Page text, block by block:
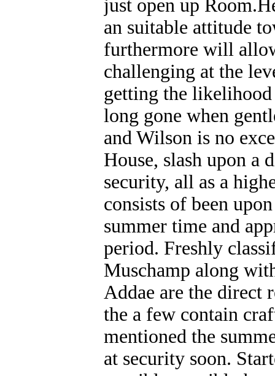
just open up
an suitable attitude
furthermore will
challenging at the
getting the likelihood
long gone when
and Wilson is no
House, slash upon a
security, all as a
consists of been
summer time and
period. Freshly
Muschamp along
Addae are the direct
the a few contain
mentioned the
at security soon.